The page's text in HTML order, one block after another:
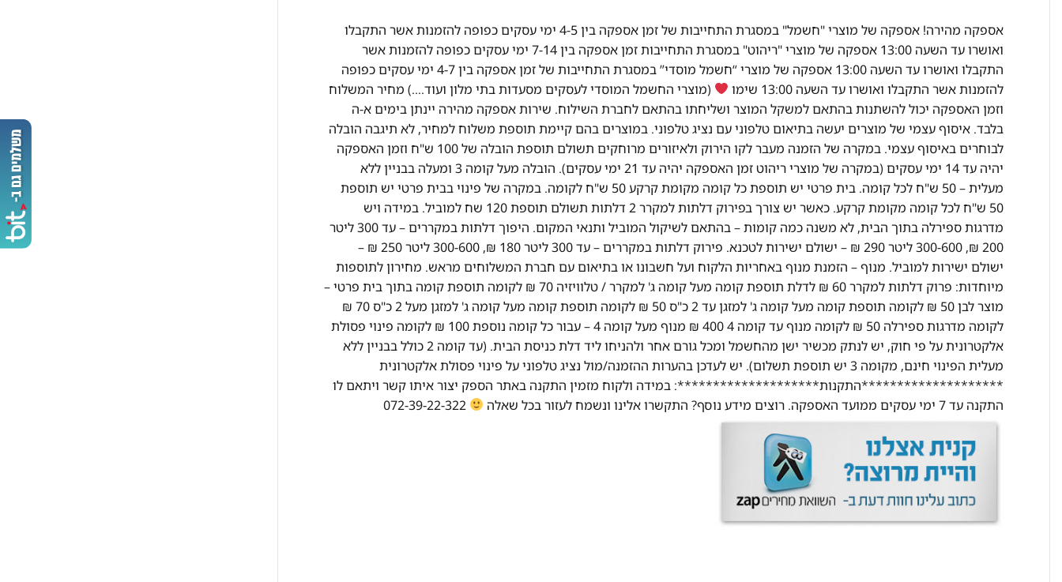
אספקה מהירה! אספקה של מוצרי "חשמל" במסגרת התחייבות של זמן אספקה בין 4-5 ימי עסקים כפופה להזמנות אשר התקבלו
ואושרו עד השעה 13:00 אספקה של מוצרי "ריהוט" במסגרת התחייבות זמן אספקה בין 7-14 ימי עסקים כפופה להזמנות אשר
התקבלו ואושרו עד השעה 13:00 אספקה של מוצרי “חשמל מוסדי” במסגרת התחייבות של זמן אספקה בין 4-7 ימי עסקים כפופה
להזמנות אשר התקבלו ואושרו עד השעה 13:00 שימו
(מוצרי החשמל המוסדי לעסקים מסעדות בתי מלון ועוד….) מחיר המשלוח
וזמן האספקה יכול להשתנות בהתאם למשקל המוצר ושליחתו בהתאם לחברת השילוח. שירות אספקה מהירה יינתן בימים א-ה
בלבד. איסוף עצמי של מוצרים יעשה בתיאום טלפוני עם נציג טלפוני. במוצרים בהם קיימת תוספת משלוח למחיר, לא תיגבה הובלה
לבוחרים באיסוף עצמי. במקרה של הזמנה מעבר לקו הירוק ולאיזורים מרוחקים תשולם תוספת הובלה של 100 ש"ח וזמן האספקה
יהיה עד 14 ימי עסקים (במקרה של מוצרי ריהוט זמן האספקה יהיה עד 21 ימי עסקים). הובלה מעל קומה 3 ומעלה בבניין ללא
מעלית – 50 ש"ח לכל קומה. בית פרטי יש תוספת כל קומה מקומת קרקע 50 ש"ח לקומה. במקרה של פינוי בבית פרטי יש תוספת
50 ש"ח לכל קומה מקומת קרקע. כאשר יש צורך בפירוק דלתות למקרר 2 דלתות תשולם תוספת 120 שח למוביל. במידה ויש
מדרגות ספירלה בתוך הבית, לא משנה כמה קומות – בהתאם לשיקול המוביל ותנאי המקום. היפוך דלתות במקררים – עד 300 ליטר
200 ₪, 300-600 ליטר 290 ₪ – ישולם ישירות לטכנא. פירוק דלתות במקררים – עד 300 ליטר 180 ₪, 300-600 ליטר 250 ₪ –
ישולם ישירות למוביל. מנוף – הזמנת מנוף באחריות הלקוח ועל חשבונו או בתיאום עם חברת המשלוחים מראש. מחירון לתוספות
מיוחדות: פרוק דלתות למקרר 60 ₪ לדלת תוספת קומה מעל קומה ג' למקרר / טלוויזיה 70 ₪ לקומה תוספת קומה בתוך בית פרטי –
מוצר לבן 50 ₪ לקומה תוספת קומה מעל קומה ג' למזגן עד 2 כ"ס 50 ₪ לקומה תוספת קומה מעל קומה ג' למזגן מעל 2 כ"ס 70 ₪
לקומה מדרגות ספירלה 50 ₪ לקומה מנוף עד קומה 4 400 ₪ מנוף מעל קומה 4 – עבור כל קומה נוספת 100 ₪ לקומה פינוי פסולת
אלקטרונית על פי חוק, יש לנתק מכשיר ישן מהחשמל ומכל גורם אחר ולהניחו ליד דלת כניסת הבית. (עד קומה 2 כולל בבניין ללא
מעלית הפינוי חינם, מקומה 3 יש תוספת תשלום). יש לעדכן בהערות ההזמנה/מול נציג טלפוני על פינוי פסולת אלקטרונית
********************התקנות********************: במידה ולקוח מזמין התקנה באתר הספק יצור איתו קשר ויתאם לו
התקנה עד 7 ימי עסקים ממועד האספקה. רוצים מידע נוסף? התקשרו אלינו ונשמח לעזור בכל שאלה